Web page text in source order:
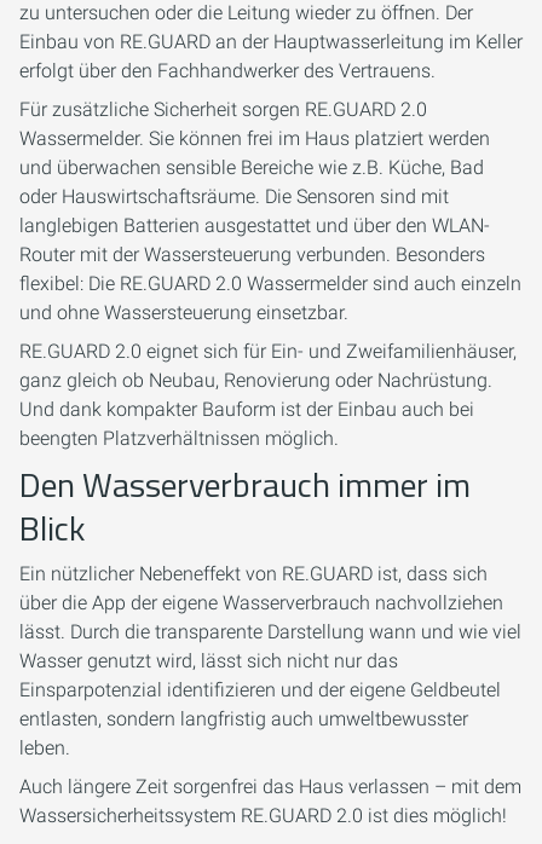
zu untersuchen oder die Leitung wieder zu öffnen. Der
Einbau von RE.GUARD an der Hauptwasserleitung im Keller
erfolgt über den Fachhandwerker des Vertrauens.
Für zusätzliche Sicherheit sorgen RE.GUARD 2.0
Wassermelder. Sie können frei im Haus platziert werden
und überwachen sensible Bereiche wie z.B. Küche, Bad
oder Hauswirtschaftsräume. Die Sensoren sind mit
langlebigen Batterien ausgestattet und über den WLAN-
Router mit der Wassersteuerung verbunden. Besonders
flexibel: Die RE.GUARD 2.0 Wassermelder sind auch einzeln
und ohne Wassersteuerung einsetzbar.
RE.GUARD 2.0 eignet sich für Ein- und Zweifamilienhäuser,
ganz gleich ob Neubau, Renovierung oder Nachrüstung.
Und dank kompakter Bauform ist der Einbau auch bei
beengten Platzverhältnissen möglich.
Den Wasserverbrauch immer im
Blick
Ein nützlicher Nebeneffekt von RE.GUARD ist, dass sich
über die App der eigene Wasserverbrauch nachvollziehen
lässt. Durch die transparente Darstellung wann und wie viel
Wasser genutzt wird, lässt sich nicht nur das
Einsparpotenzial identifizieren und der eigene Geldbeutel
entlasten, sondern langfristig auch umweltbewusster
leben.
Auch längere Zeit sorgenfrei das Haus verlassen – mit dem
Wassersicherheitssystem RE.GUARD 2.0 ist dies möglich!